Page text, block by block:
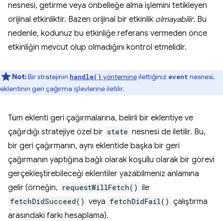
nesnesi, getirme veya önbelleğe alma işlemini tetikleyen
orijinal etkinliktir. Bazen orijinal bir etkinlik olmayabilir. Bu
nedenle, kodunuz bu etkinliğe referans vermeden önce
etkinliğin mevcut olup olmadığını kontrol etmelidir.
Not:Bir stratejinin handle() yöntemineilettiğiniz event nesnesi,
eklentinin geri çağırma işlevlerine iletilir.
Tüm eklenti geri çağırmalarına, belirli bir eklentiye ve
çağırdığı stratejiye özel bir state nesnesi de iletilir. Bu,
bir geri çağırmanın, aynı eklentide başka bir geri
çağırmanın yaptığına bağlı olarak koşullu olarak bir görevi
gerçekleştirebileceği eklentiler yazabilmeniz anlamına
gelir (örneğin, requestWillFetch() ile
fetchDidSucceed() veya fetchDidFail() çalıştırma
arasındaki farkı hesaplama).